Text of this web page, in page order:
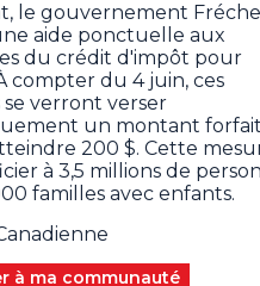
le gouvernement
aide ponctuelle aux
du crédit d'impôt pour
compter du 4 juin, ces
se verront verser
un montant
200 $. Cette
à 3,5 millions de
familles avec enfants.
à ma communauté